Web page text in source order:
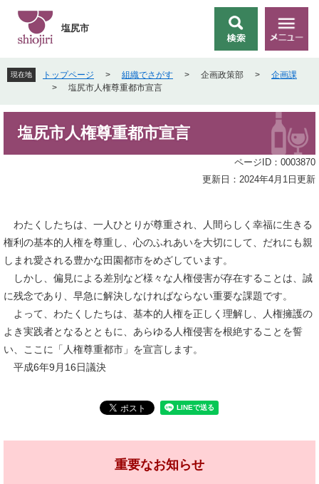
先
頭
す
を
飛
し
文
索
メ
ニ
ー
塩尻市
現在地 トップページ > 組織でさがす > 企画政策部 >
企画課
>
塩尻市人権尊重都市宣言
塩尻市人権尊重都市宣言
ページID：0003870
更新日：2024年4月1日更新
わたくしたちは、一人ひとりが尊重され、人間らしく幸福に生きる
権利の基本的人権を尊重し、心のふれあいを大切にして、だれにも親
しまれ愛される豊かな田園都市をめざしています。
しかし、偏見による差別など様々な人権侵害が存在することは、誠
に残念であり、早急に解決しなければならない重要な課題です。
よって、わたくしたちは、基本的人権を正しく理解し、人権擁護の
よき実践者となるとともに、あらゆる人権侵害を根絶することを誓
い、ここに「人権尊重都市」を宣言します。
平成6年9月16日議決
重要なお知らせ